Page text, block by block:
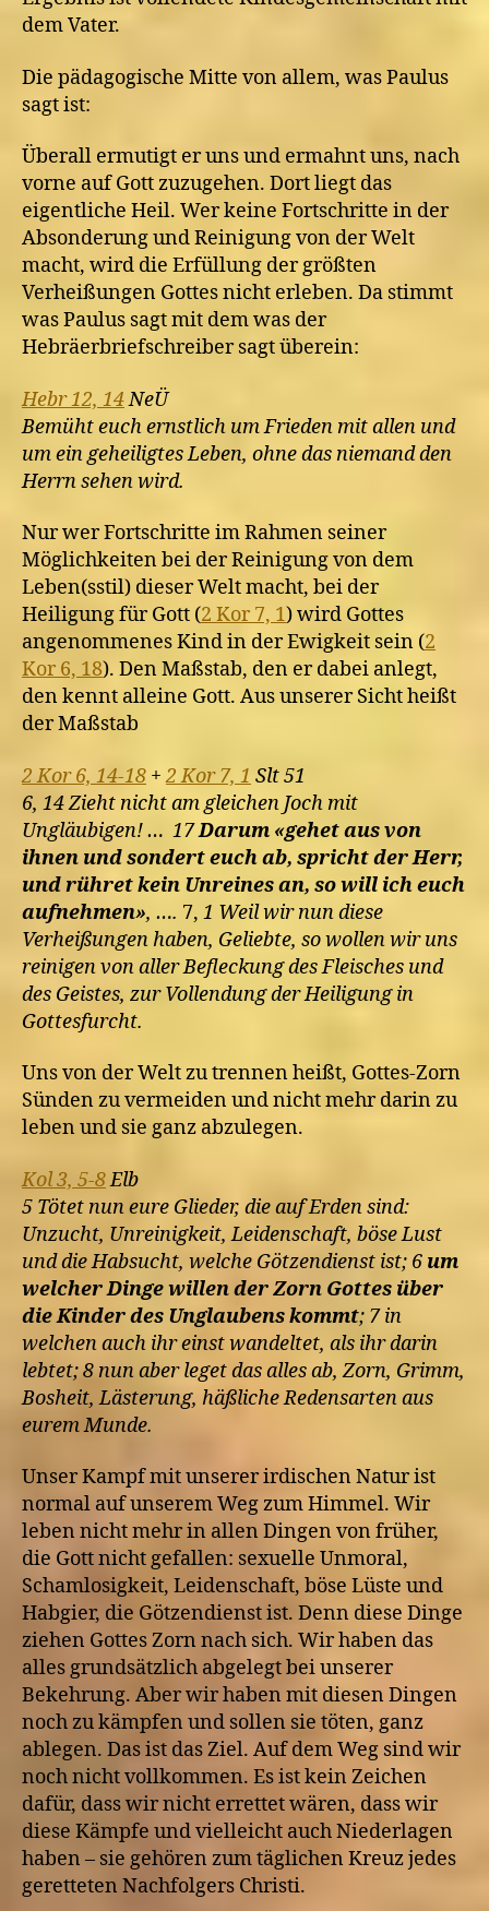
dem Vater.
Die pädagogische Mitte von allem, was Paulus
sagt ist:
Überall ermutigt er uns und ermahnt uns, nach
vorne auf Gott zuzugehen. Dort liegt das
eigentliche Heil. Wer keine Fortschritte in der
Absonderung und Reinigung von der Welt
macht, wird die Erfüllung der größten
Verheißungen Gottes nicht erleben. Da stimmt
was Paulus sagt mit dem was der
Hebräerbriefschreiber sagt überein:
Hebr 12, 14NeÜ
Bemüht euch ernstlich um Frieden mit allen und
um ein geheiligtes Leben, ohne das niemand den
Herrn sehen wird.
Nur wer Fortschritte im Rahmen seiner
Möglichkeiten bei der Reinigung von dem
Leben(sstil) dieser Welt macht, bei der
Heiligung für Gott (2 Kor 7, 1) wird Gottes
angenommenes Kind in der Ewigkeit sein (2
Kor 6, 18). Den Maßstab, den er dabei anlegt,
den kennt alleine Gott. Aus unserer Sicht heißt
der Maßstab
2 Kor 6, 14-18 +2 Kor 7, 1 Slt 51
6, 14 Zieht nicht am gleichen Joch mit
Ungläubigen! … 17Darum «gehet aus von
ihnen und sondert euch ab, spricht der Herr,
und rühret kein Unreines an, so will ich euch
aufnehmen», …. 7, 1 Weil wir nun diese
Verheißungen haben, Geliebte, so wollen wir uns
reinigen von aller Befleckung des Fleisches und
des Geistes, zur Vollendung der Heiligung in
Gottesfurcht.
Uns von der Welt zu trennen heißt, Gottes-Zorn
Sünden zu vermeiden und nicht mehr darin zu
leben und sie ganz abzulegen.
Kol 3, 5-8Elb
5 Tötet nun eure Glieder, die auf Erden sind:
Unzucht, Unreinigkeit, Leidenschaft, böse Lust
und die Habsucht, welche Götzendienst ist; 6 um
welcher Dinge willen der Zorn Gottes über
die Kinder des Unglaubens kommt; 7 in
welchen auch ihr einst wandeltet, als ihr darin
lebtet; 8 nun aber leget das alles ab, Zorn, Grimm,
Bosheit, Lästerung, häßliche Redensarten aus
eurem Munde.
Unser Kampf mit unserer irdischen Natur ist
normal auf unserem Weg zum Himmel. Wir
leben nicht mehr in allen Dingen von früher,
die Gott nicht gefallen: sexuelle Unmoral,
Schamlosigkeit, Leidenschaft, böse Lüste und
Habgier, die Götzendienst ist. Denn diese Dinge
ziehen Gottes Zorn nach sich. Wir haben das
alles grundsätzlich abgelegt bei unserer
Bekehrung. Aber wir haben mit diesen Dingen
noch zu kämpfen und sollen sie töten, ganz
ablegen. Das ist das Ziel. Auf dem Weg sind wir
noch nicht vollkommen. Es ist kein Zeichen
dafür, dass wir nicht errettet wären, dass wir
diese Kämpfe und vielleicht auch Niederlagen
haben – sie gehören zum täglichen Kreuz jedes
geretteten Nachfolgers Christi.